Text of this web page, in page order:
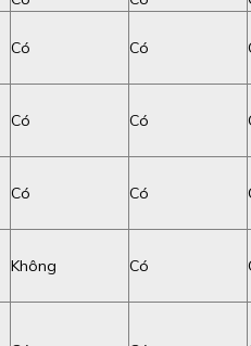
Có Có
Có Có
Có Có
Không Có